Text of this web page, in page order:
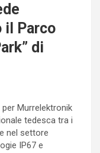
il Parco
di
Murrelektronik
tedesca tra i
nel settore
IP67 e